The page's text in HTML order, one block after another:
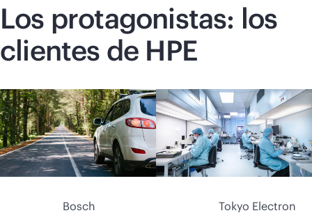
Los protagonistas: los
clientes de HPE
Bosch Tokyo Electron